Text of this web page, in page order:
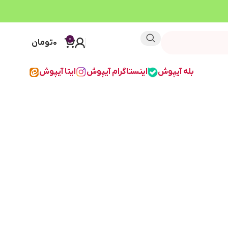
0
0تومان
بله آیپوش اینستاگرام آیپوش ایتا آیپوش